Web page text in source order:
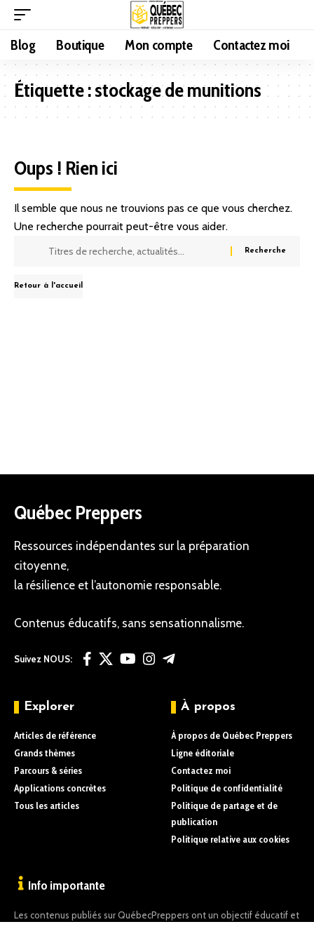
Blog Boutique Mon compte Contactez moi
Étiquette :stockage de munitions
Oups ! Rien ici
Il semble que nous ne trouvions pas ce que vous cherchez.
Une recherche pourrait peut-être vous aider.
Retour à l'accueil
Québec Preppers
Ressources indépendantes sur la préparation
citoyenne,
la résilience et l’autonomie responsable.
Contenus éducatifs, sans sensationnalisme.
Suivez NOUS:
Explorer
Articles de référence
Grands thèmes
Parcours & séries
Applications concrètes
Tous les articles
À propos
À propos de Québec Preppers
Ligne éditoriale
Contactez moi
Politique de confidentialité
Politique de partage et de
publication
Politique relative aux cookies
Info importante
Les contenus publiés sur QuébecPreppers ont un objectif éducatif et